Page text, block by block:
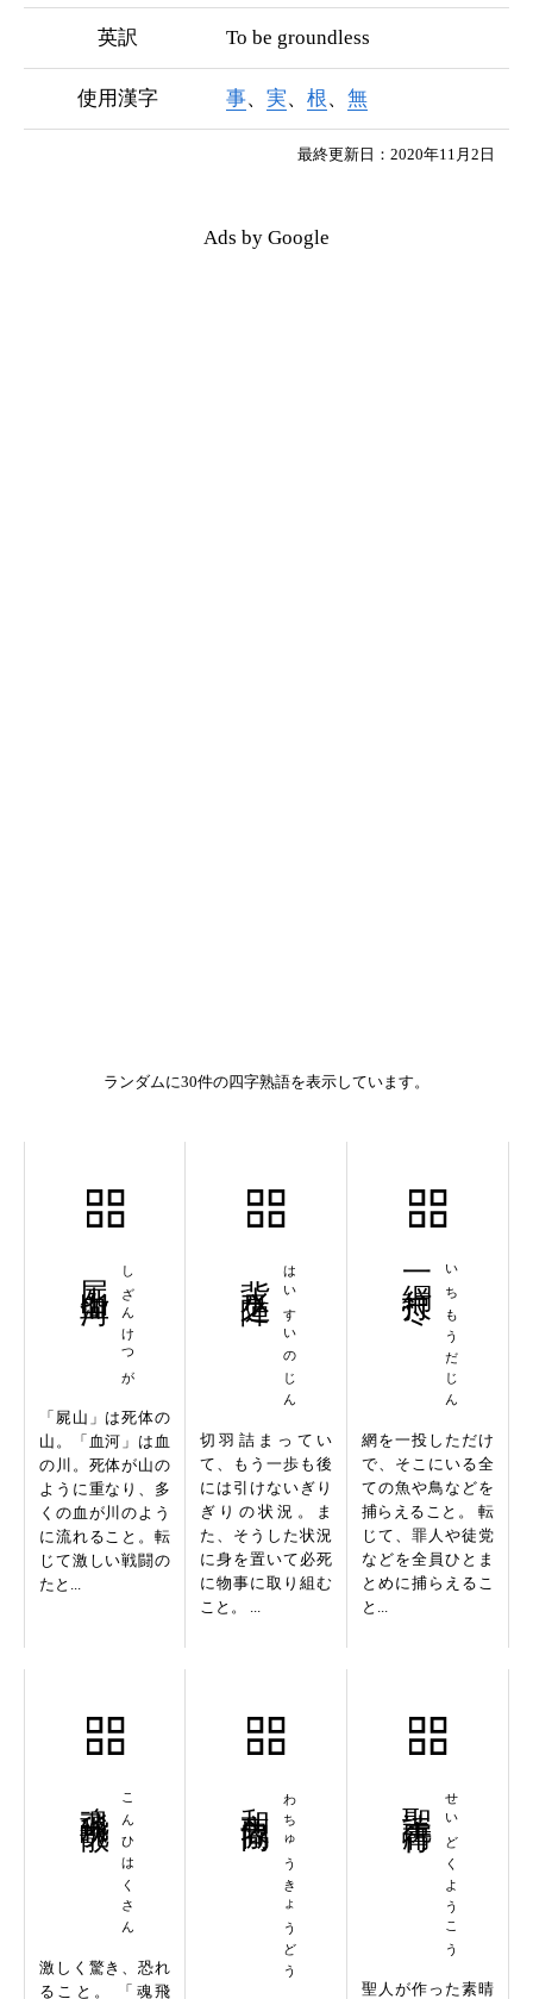
英訳 To be groundless
使用漢字 事、 実、 根、 無
最終更新日：2020年11月2日
Ads by Google
ランダムに30件の四字熟語を表示しています。
しざんけつが
「屍山」は死体の
山。「血河」は血
の川。死体が山の
ように重なり、多
くの血が川のよう
に流れること。転
じて激しい戦闘の
たと...
はいすいのじん
切羽詰まってい
て、もう一歩も後
には引けないぎり
ぎりの状況。ま
た、そうした状況
に身を置いて必死
に物事に取り組む
こと。 ...
いちもうだじん
一網打尽
網を一投しただけ
で、そこにいる全
ての魚や鳥などを
捕らえること。 転
じて、罪人や徒党
などを全員ひとま
とめに捕らえるこ
と...
こんひはくさん
激しく驚き、恐れ
ること。 「魂飛
わちゅうきょうどう せいどくようこう
聖人が作った素晴